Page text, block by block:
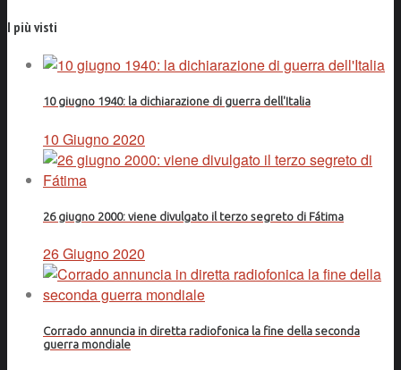
I più visti
10 giugno 1940: la dichiarazione di guerra dell'Italia
10 Giugno 2020
26 giugno 2000: viene divulgato il terzo segreto di Fátima
26 Giugno 2020
Corrado annuncia in diretta radiofonica la fine della seconda
guerra mondiale